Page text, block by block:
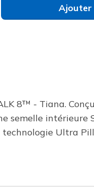
Ajouter
8™ - Tiana.
semelle intérieure
technologie Ultra